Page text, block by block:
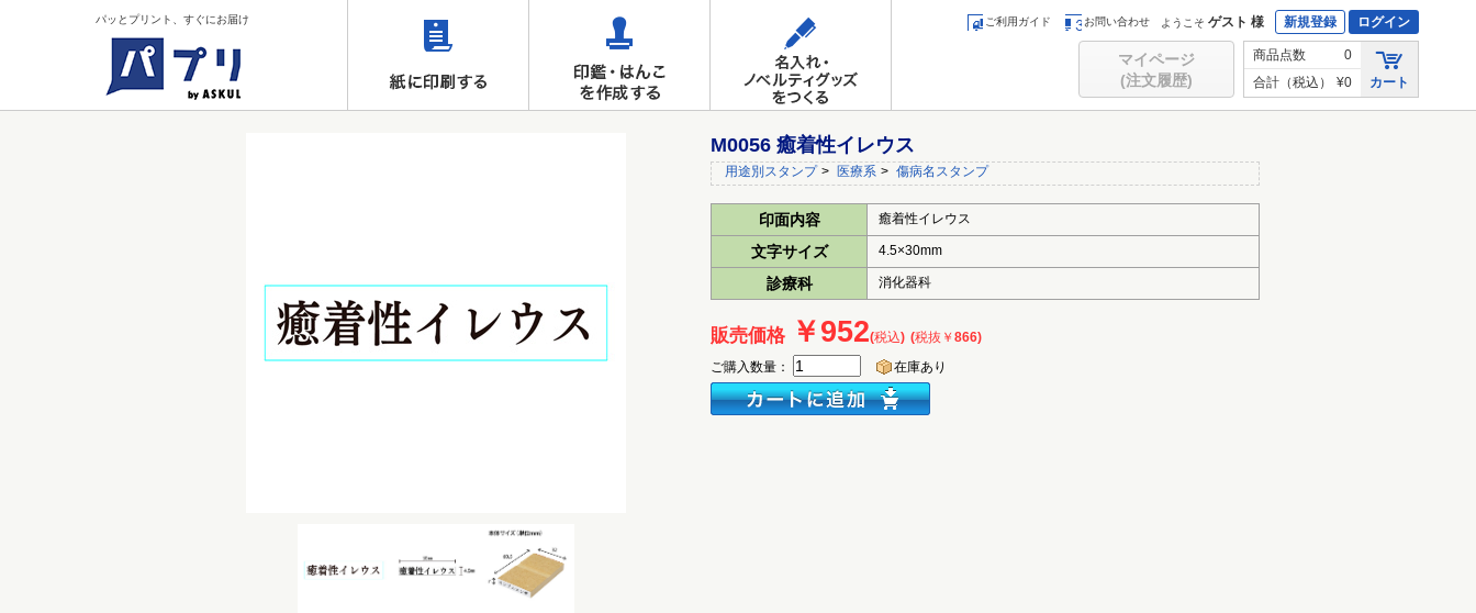
パッとプリント、すぐにお届け ご利用ガイド お問い合わせ ようこそ ゲスト 様 新規登録 ログイン
マイページ
(注文履歴)
商品点数
0
合計（税込）
¥0 カート
M0056 癒着性イレウス
用途別スタンプ > 医療系 > 傷病名スタンプ
印面内容 癒着性イレウス
文字サイズ 4.5×30mm
診療科 消化器科
販売価格 ￥952(税込) (税抜￥866)
ご購入数量： 在庫あり